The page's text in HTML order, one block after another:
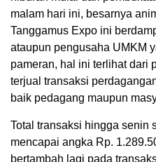
malam hari ini, besarnya
Tanggamus Expo ini
ataupun pengusaha UMKM
pameran, hal ini terlihat dari
terjual transaksi
baik pedagang maupun
Total transaksi hingga senin
mencapai angka Rp.
bertambah lagi pada